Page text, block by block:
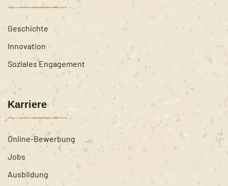
Geschichte
Innovation
Soziales Engagement
Karriere
Online-Bewerbung
Jobs
Ausbildung